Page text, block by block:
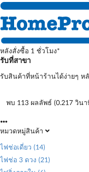
หลังสั่งซื้อ 1 ชั่วโมง*
รับที่สาขา
รับสินค้าที่หน้าร้านได้ง่ายๆ ห
พบ 113 ผลลัพธ์ (0.217 วินา
หมวดหมู่สินค้า
ไฟช่อเดี่ยว (14)
ไฟช่อ 3 ดวง (21)